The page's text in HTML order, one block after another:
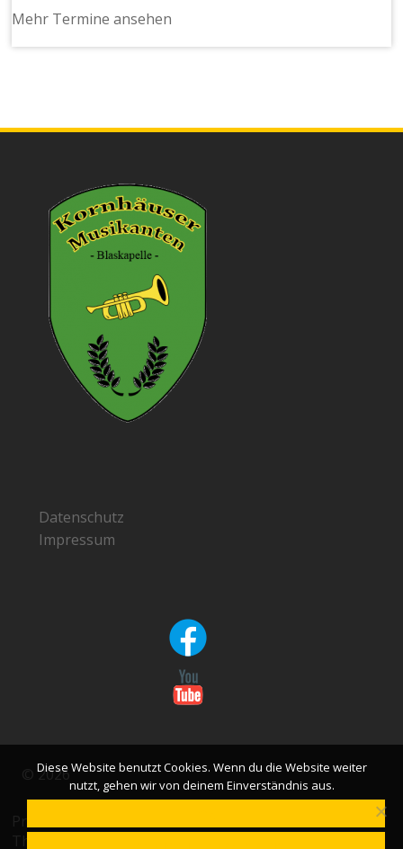
Mehr Termine ansehen
Datenschutz
Impressum
© 2026
Diese Website benutzt Cookies. Wenn du die Website weiter
nutzt, gehen wir von deinem Einverständnis aus.